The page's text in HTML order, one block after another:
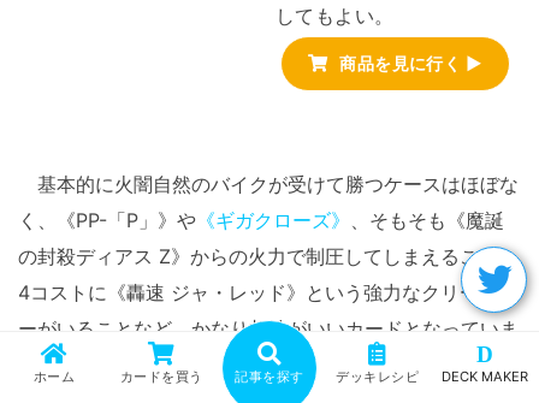
してもよい。
商品を見に行く ▶
基本的に火闇自然のバイクが受けて勝つケースはほぼな
く、《PP-「P」》や 《ギガクローズ》
、そもそも《魔誕
の封殺ディアス Z》からの火力で制圧してしまえること、
4コストに《轟速 ジャ・レッド》という強力なクリーチャ
ーがいることなど、かなり相性がいいカードとなっていま
す。
ホーム カードを買う 記事を探す デッキレシピ
D
DECK MAKER